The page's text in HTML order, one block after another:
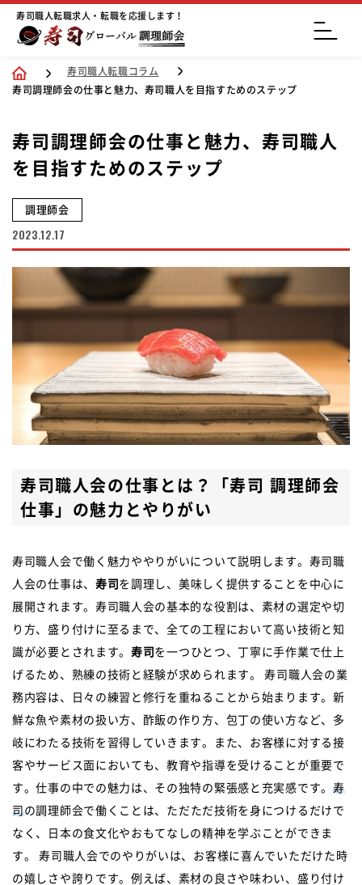
寿司職人転職求人・転職を応援します！
寿司職人転職コラム
寿司調理師会の仕事と魅力、寿司職人を目指すためのステップ
寿司調理師会の仕事と魅力、寿司職人
を目指すためのステップ
調理師会
2023.12.17
寿司職人会の仕事とは？「寿司 調理師会
仕事」の魅力とやりがい
寿司職人会で働く魅力ややりがいについて説明します。寿司職
人会の仕事は、 寿司 を調理し、美味しく提供することを中心に
展開されます。寿司職人会の基本的な役割は、素材の選定や切
り方、盛り付けに至るまで、全ての工程において高い技術と知
識が必要とされます。 寿司 を一つひとつ、丁寧に手作業で仕上
げるため、熟練の技術と経験が求められます。 寿司職人会の業
務内容は、日々の練習と修行を重ねることから始まります。新
鮮な魚や素材の扱い方、酢飯の作り方、包丁の使い方など、多
岐にわたる技術を習得していきます。また、お客様に対する接
客やサービス面においても、教育や指導を受けることが重要で
す。仕事の中での魅力は、その独特の緊張感と充実感です。 寿
司の調理師会で働くことは、ただただ技術を身につけるだけで
なく、日本の食文化やおもてなしの精神を学ぶことができま
す。 寿司職人会でのやりがいは、お客様に喜んでいただけた時
の嬉しさや誇りです。例えば、素材の良さや味わい、盛り付け